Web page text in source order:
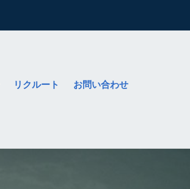
リクルート お問い合わせ